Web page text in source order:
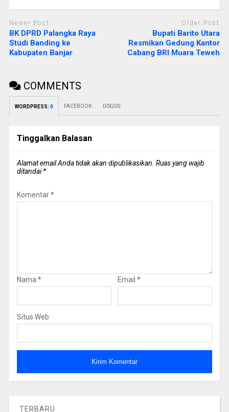
Newer Post
BK DPRD Palangka Raya
Studi Banding ke
Kabupaten Banjar
Older Post
Bupati Barito Utara
Resmikan Gedung Kantor
Cabang BRI Muara Teweh
COMMENTS
WORDPRESS: 0 FACEBOOK: DISQUS:
Tinggalkan Balasan
Alamat email Anda tidak akan dipublikasikan. Ruas yang wajib
ditandai*
Komentar*
Nama * Email *
Situs Web
TERBARU